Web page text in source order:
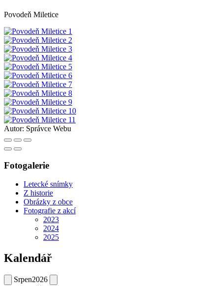
Povodeň Miletice
Autor: Správce Webu
Fotogalerie
Letecké snímky
Z historie
Obrázky z obce
Fotografie z akcí
2023
2024
2025
Kalendář
Srpen2026